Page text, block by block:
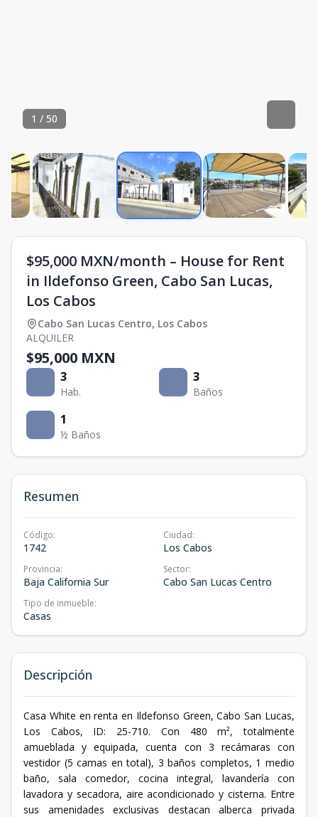
1 / 50
$95,000 MXN/month – House for Rent
in Ildefonso Green, Cabo San Lucas,
Los Cabos
Cabo San Lucas Centro, Los Cabos
ALQUILER
$95,000 MXN
3
Hab.
3
Baños
1
½ Baños
Resumen
Código:
1742
Ciudad:
Los Cabos
Provincia:
Baja California Sur
Sector:
Cabo San Lucas Centro
Tipo de inmueble:
Casas
Descripción
Casa White en renta en Ildefonso Green, Cabo San Lucas,
Los Cabos, ID: 25-710. Con 480 m², totalmente
amueblada y equipada, cuenta con 3 recámaras con
vestidor (5 camas en total), 3 baños completos, 1 medio
baño, sala comedor, cocina integral, lavandería con
lavadora y secadora, aire acondicionado y cisterna. Entre
sus amenidades exclusivas destacan alberca privada